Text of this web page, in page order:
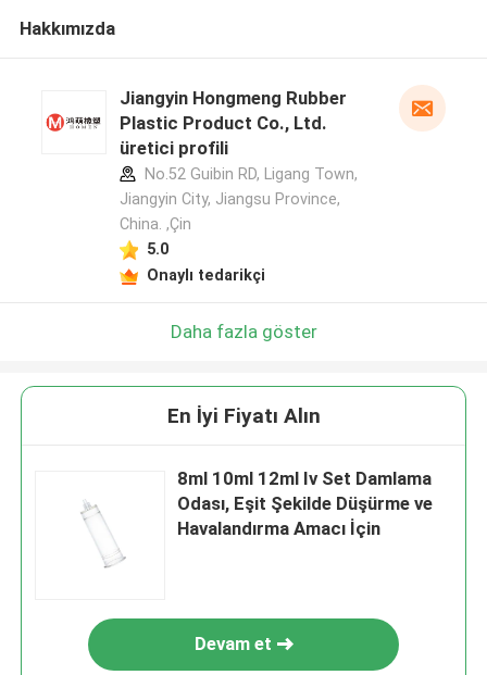
Hakkımızda
Jiangyin Hongmeng Rubber
Plastic Product Co., Ltd.
üretici profili
No.52 Guibin RD, Ligang Town,
Jiangyin City, Jiangsu Province,
China. ,Çin
5.0
Onaylı tedarikçi
Daha fazla göster
En İyi Fiyatı Alın
8ml 10ml 12ml Iv Set Damlama
Odası, Eşit Şekilde Düşürme ve
Havalandırma Amacı İçin
Devam et